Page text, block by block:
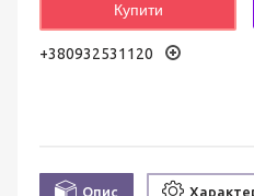
Купити
+380932531120
Опис